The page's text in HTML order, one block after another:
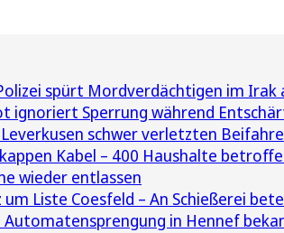
spürt Mordverdächtigen im Irak
ignoriert Sperrung während
schwer verletzten
Kabel – 400 Haushalte
wieder entlassen
um Liste Coesfeld – An Schießerei
Automatensprengung in Hennef